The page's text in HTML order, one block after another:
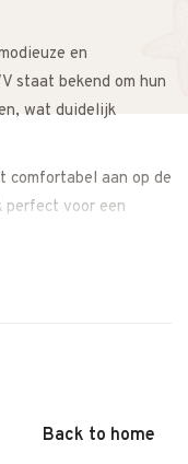
en
staat bekend om hun
wat duidelijk
aan op de
perfect voor een
biedt de blouse
prettig zitten
Back to home